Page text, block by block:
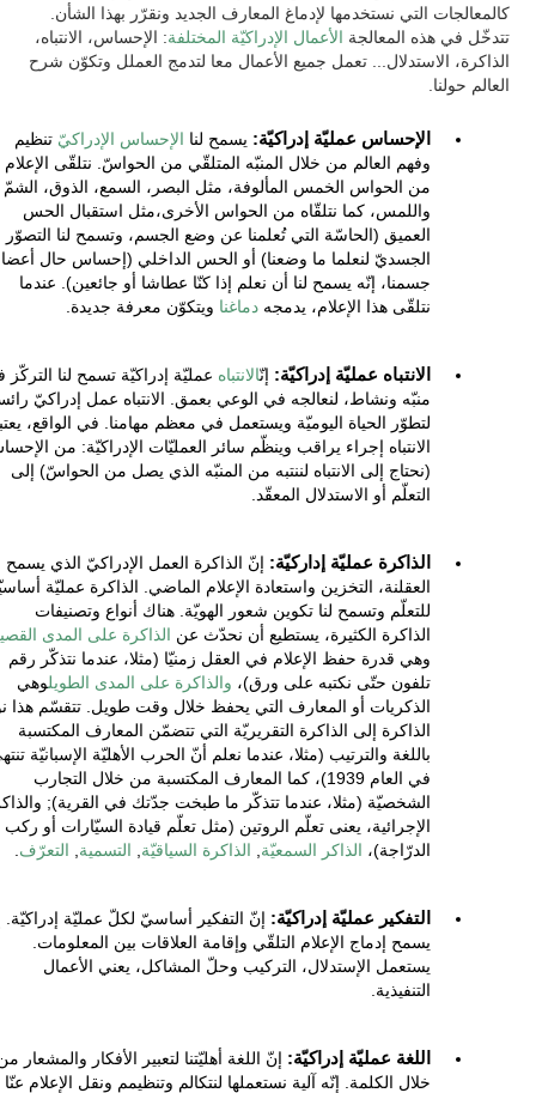
كالمعالجات التي نستخدمها لإدماغ المعارف الجديد ونقرّر بهذا الشأن.
تتدخّل في هذه المعالجة الأعمال الإدراكيّة المختلفة: الإحساس، الانتباه،
الذاكرة، الاستدلال... تعمل جميع الأعمال معا لتدمج العملل وتكوّن شرح
العالم حولنا.
الإحساس عمليّة إدراكيّة: يسمح لنا الإحساس الإدراكيّ تنظيم
وفهم العالم من خلال المنبّه المتلقّي من الحواسّ. نتلقّى الإعلام
من الحواس الخمس المألوفة، مثل البصر، السمع، الذوق، الشمّ
واللمس، كما نتلقّاه من الحواس الأخرى،مثل استقبال الحس
العميق (الحاسّة التي تُعلمنا عن وضع الجسم، وتسمح لنا التصوّر
الجسديّ لنعلما ما وضعنا) أو الحس الداخلي (إحساس حال
جسمنا، إنّه يسمح لنا أن نعلم إذا كنّا عطاشا أو جائعين). عندما
نتلقّى هذا الإعلام، يدمجه دماغنا ويتكوّن معرفة جديدة.
الانتباه عمليّة إدراكيّة: إنّالانتباه عمليّة إدراكيّة تسمح لنا
منبّه ونشاط، لنعالجه في الوعي بعمق. الانتباه عمل إدراكيّ
لتطوّر الحياة اليوميّة ويستعمل في معظم مهامنا. في الواقع،
الانتباه إجراء يراقب وينظّم سائر العمليّات الإدراكيّة: من
(نحتاج إلى الانتباه لننتبه من المنبّه الذي يصل من الحواسّ) إلى
التعلّم أو الاستدلال المعقّد.
الذاكرة عمليّة إداركيّة: إنّ الذاكرة العمل الإدراكيّ الذي يسمح
العقلنة، التخزين واستعادة الإعلام الماضي. الذاكرة عمليّة
للتعلّم وتسمح لنا تكوين شعور الهويّة. هناك أنواع وتصنيفات
الذاكرة الكثيرة، يستطيع أن نحدّث عن الذاكرة على المدى
وهي قدرة حفظ الإعلام في العقل زمنيّا (مثلا، عندما نتذكّر رقم
تلفون حتّى نكتبه على ورق)، والذاكرة على المدى الطويلوهي
الذكريات أو المعارف التي يحفظ خلال وقت طويل. تتقسّم هذا
الذاكرة إلى الذاكرة التقريريّة التي تتضمّن المعارف المكتسبة
باللغة والترتيب (مثلا، عندما نعلم أنّ الحرب الأهليّة الإسبانيّة
في العام 1939)، كما المعارف المكتسبة من خلال التجارب
الشخصيّة (مثلا، عندما تتذكّر ما طبخت جدّتك في القرية);
الإجرائية، يعنى تعلّم الروتين (مثل تعلّم قيادة السيّارات أو ركب
الدرّاجة)، الذاكر السمعيّة الذاكرة السياقيّة التسمية التعرّف
التفكير عمليّة إدراكيّة: إنّ التفكير أساسيّ لكلّ عمليّة إدراكيّة.
يسمح إدماج الإعلام التلقّي وإقامة العلاقات بين المعلومات.
يستعمل الإستدلال، التركيب وحلّ المشاكل، يعني الأعمال
التنفيذية.
اللغة عمليّة إدراكيّة: إنّ اللغة أهليّتنا لتعبير الأفكار والمشعار
خلال الكلمة. إنّه آلية نستعملها لنتكالم وتنظيمم ونقل الإعلام عنّا